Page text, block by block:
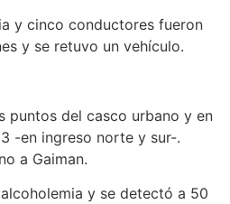
y cinco conductores fueron
y se retuvo un vehículo.
puntos del casco urbano y en
-en ingreso norte y sur-.
a Gaiman.
y se detectó a 50